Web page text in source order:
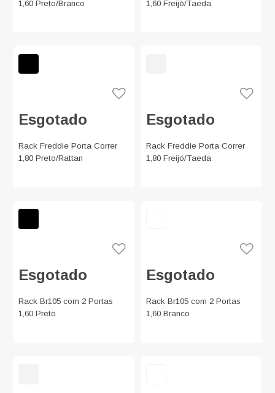
1,60 Preto/Branco
1,60 Freijó/Taeda
Esgotado
Rack Freddie Porta Correr
1,80 Preto/Rattan
Esgotado
Rack Freddie Porta Correr
1,80 Freijó/Taeda
Esgotado
Rack Br105 com 2 Portas
1,60 Preto
Esgotado
Rack Br105 com 2 Portas
1,60 Branco